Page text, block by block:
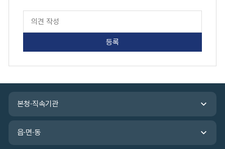
지
족
력
본청·직속기관
읍·면·동